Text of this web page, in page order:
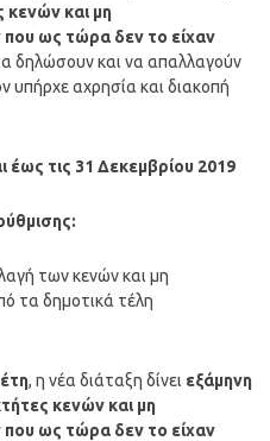
κενών και μη
ως τώρα δεν το είχαν
δηλώσουν και να απαλλαγούν
αχρησία και διακοπή
έως τις 31 Δεκεμβρίου 2019
των κενών και μη
τα δημοτικά τέλη
, η νέα διάταξη δίνει εξάμηνη
κενών και μη
ως τώρα δεν το είχαν